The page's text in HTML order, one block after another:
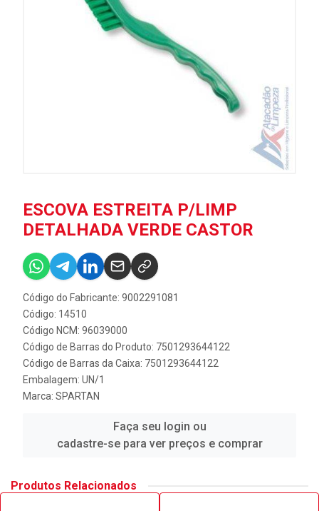
ESCOVA ESTREITA P/LIMP
DETALHADA VERDE CASTOR
Código do Fabricante: 9002291081
Código: 14510
Código NCM: 96039000
Código de Barras do Produto: 7501293644122
Código de Barras da Caixa: 7501293644122
Embalagem: UN/1
Marca: SPARTAN
Faça seu login ou
cadastre-se para ver preços e comprar
Produtos Relacionados